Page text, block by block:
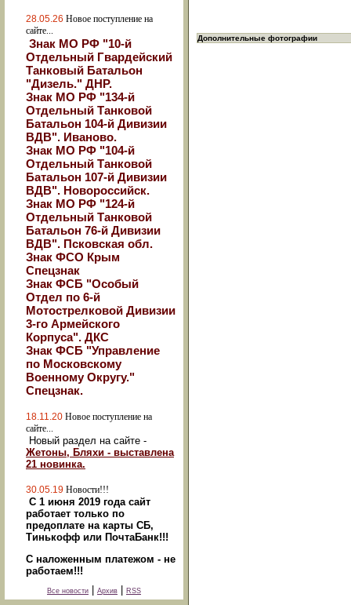
28.05.26 Новое поступление на
сайте...
Знак МО РФ "10-й
Отдельный Гвардейский
Танковый Батальон
"Дизель." ДНР.
Знак МО РФ "134-й
Отдельный Танковой
Батальон 104-й Дивизии
ВДВ". Иваново.
Знак МО РФ "104-й
Отдельный Танковой
Батальон 107-й Дивизии
ВДВ". Новороссийск.
Знак МО РФ "124-й
Отдельный Танковой
Батальон 76-й Дивизии
ВДВ". Псковская обл.
Знак ФСО Крым
Спецзнак
Знак ФСБ "Особый
Отдел по 6-й
Мотострелковой Дивизии
3-го Армейского
Корпуса". ДКС
Знак ФСБ "Управление
по Московскому
Военному Округу."
Спецзнак.
18.11.20 Новое поступление на
сайте...
Новый раздел на сайте -
Жетоны, Бляхи - выставлена
21 новинка.
30.05.19 Новости!!!
С 1 июня 2019 года сайт
работает только по
предоплате на карты СБ,
Тинькофф или ПочтаБанк!!!
С наложенным платежом - не
работаем!!!
Все новости Архив RSS
Дополнительные фотографии